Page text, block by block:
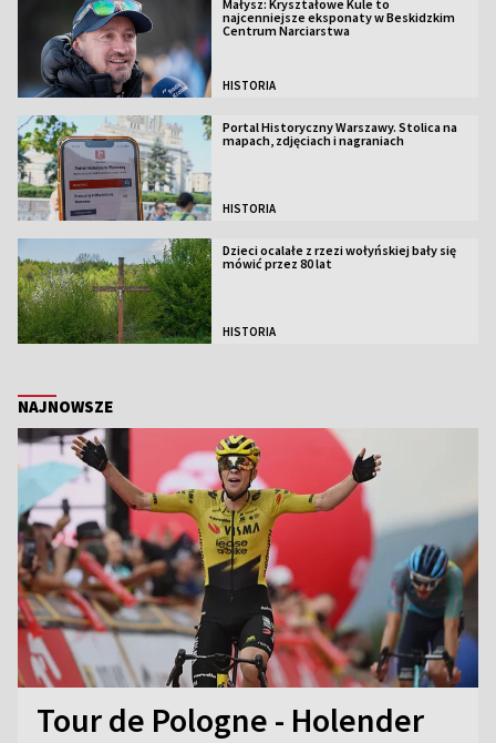
Małysz: Kryształowe Kule to
najcenniejsze eksponaty w Beskidzkim
Centrum Narciarstwa
HISTORIA
Portal Historyczny Warszawy. Stolica na
mapach, zdjęciach i nagraniach
HISTORIA
Dzieci ocalałe z rzezi wołyńskiej bały się
mówić przez 80 lat
HISTORIA
NAJNOWSZE
Tour de Pologne - Holender